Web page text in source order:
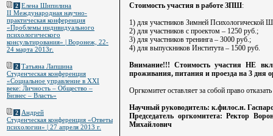
Стоимость участия в работе ЗПШ:
1) для участников Зимней Психологической
2) для участников с проектом – 1250 руб.;
3) для участников тренинга – 3000 руб.;
4) для выпускников Института – 1500 руб.
Внимание!!! Стоимость участия НЕ
проживания, питания и проезда на 3 дня
Оргкомитет оставляет за собой право
Научный руководитель: к.филос.н.
Председатель оргкомитета: Ректор
Михайлович
2 Елена Шипилина
II Международная научно-
практическая конференция
«Проблемы индивидуального
психологического
консультирования» | Воронеж, 22-
24 марта 2013г.
2 Татьяна Лапшина
Студенческая конференция
«Социальное управление в XXI
веке: Личность – Общество –
Бизнес – Власть»
2 Андрей
Студенческая конференция «Ответы
психологии» | 27 апреля 2013 г.